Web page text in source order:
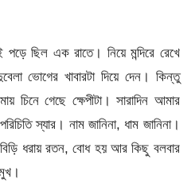
ছিল এক রাতে। নিয়ে মন্দিরে রেখে
ভোগের খাবারটা দিয়ে দেন। কিন্তু
চিনে গেছে ক্ষেপীটা। সারাদিন আমার
স্যার। নাম জানিনা, ধাম জানিনা।
ধরায় রতন, বোধ হয় আর কিছু বলবার